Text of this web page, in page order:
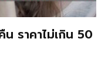
ราคาไม่เกิน 50